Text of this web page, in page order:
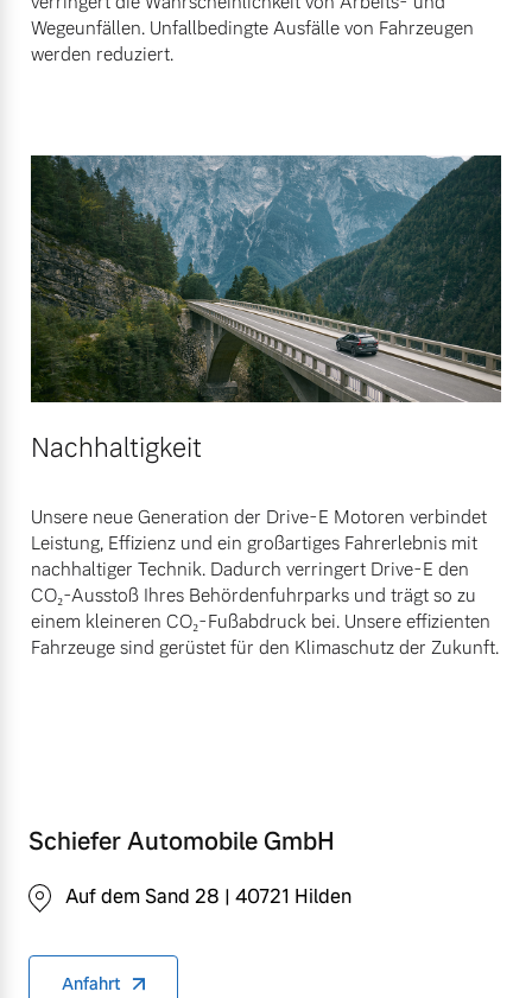
Wegeunfällen. Unfallbedingte Ausfälle von Fahrzeugen
werden reduziert.
Nachhaltigkeit
Unsere neue Generation der Drive-E Motoren verbindet
Leistung, Effizienz und ein großartiges Fahrerlebnis mit
nachhaltiger Technik. Dadurch verringert Drive-E den
CO₂-Ausstoß Ihres Behördenfuhrparks und trägt so zu
einem kleineren CO₂-Fußabdruck bei. Unsere effizienten
Fahrzeuge sind gerüstet für den Klimaschutz der Zukunft.
Schiefer Automobile GmbH
Auf dem Sand 28 | 40721 Hilden
Anfahrt